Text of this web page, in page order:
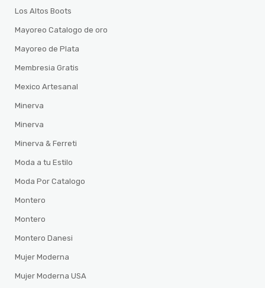
Los Altos Boots
Mayoreo Catalogo de oro
Mayoreo de Plata
Membresia Gratis
Mexico Artesanal
Minerva
Minerva
Minerva & Ferreti
Moda a tu Estilo
Moda Por Catalogo
Montero
Montero
Montero Danesi
Mujer Moderna
Mujer Moderna USA